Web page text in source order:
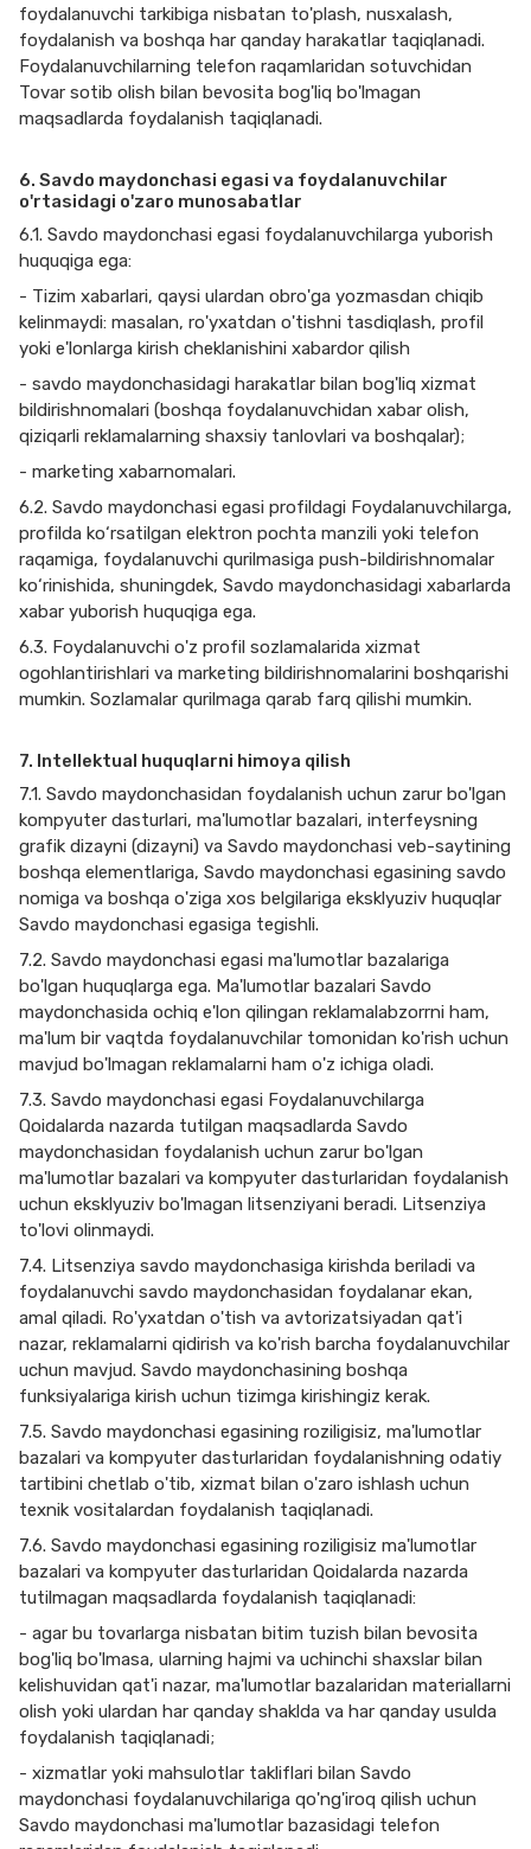
foydalanuvchi tarkibiga nisbatan to'plash, nusxalash,
foydalanish va boshqa har qanday harakatlar taqiqlanadi.
Foydalanuvchilarning telefon raqamlaridan sotuvchidan
Tovar sotib olish bilan bevosita bog'liq bo'lmagan
maqsadlarda foydalanish taqiqlanadi.
6. Savdo maydonchasi egasi va foydalanuvchilar
o'rtasidagi o'zaro munosabatlar
6.1. Savdo maydonchasi egasi foydalanuvchilarga yuborish
huquqiga ega:
- Tizim xabarlari, qaysi ulardan obro'ga yozmasdan chiqib
kelinmaydi: masalan, ro'yxatdan o'tishni tasdiqlash, profil
yoki e'lonlarga kirish cheklanishini xabardor qilish
- savdo maydonchasidagi harakatlar bilan bog'liq xizmat
bildirishnomalari (boshqa foydalanuvchidan xabar olish,
qiziqarli reklamalarning shaxsiy tanlovlari va boshqalar);
- marketing xabarnomalari.
6.2. Savdo maydonchasi egasi profildagi Foydalanuvchilarga,
profilda ko‘rsatilgan elektron pochta manzili yoki telefon
raqamiga, foydalanuvchi qurilmasiga push-bildirishnomalar
ko‘rinishida, shuningdek, Savdo maydonchasidagi xabarlarda
xabar yuborish huquqiga ega.
6.3. Foydalanuvchi o'z profil sozlamalarida xizmat
ogohlantirishlari va marketing bildirishnomalarini boshqarishi
mumkin. Sozlamalar qurilmaga qarab farq qilishi mumkin.
7. Intellektual huquqlarni himoya qilish
7.1. Savdo maydonchasidan foydalanish uchun zarur bo'lgan
kompyuter dasturlari, ma'lumotlar bazalari, interfeysning
grafik dizayni (dizayni) va Savdo maydonchasi veb-saytining
boshqa elementlariga, Savdo maydonchasi egasining savdo
nomiga va boshqa o'ziga xos belgilariga eksklyuziv huquqlar
Savdo maydonchasi egasiga tegishli.
7.2. Savdo maydonchasi egasi ma'lumotlar bazalariga
bo'lgan huquqlarga ega. Ma'lumotlar bazalari Savdo
maydonchasida ochiq e'lon qilingan reklamalabzorrni ham,
ma'lum bir vaqtda foydalanuvchilar tomonidan ko'rish uchun
mavjud bo'lmagan reklamalarni ham o'z ichiga oladi.
7.3. Savdo maydonchasi egasi Foydalanuvchilarga
Qoidalarda nazarda tutilgan maqsadlarda Savdo
maydonchasidan foydalanish uchun zarur bo'lgan
ma'lumotlar bazalari va kompyuter dasturlaridan foydalanish
uchun eksklyuziv bo'lmagan litsenziyani beradi. Litsenziya
to'lovi olinmaydi.
7.4. Litsenziya savdo maydonchasiga kirishda beriladi va
foydalanuvchi savdo maydonchasidan foydalanar ekan,
amal qiladi. Ro'yxatdan o'tish va avtorizatsiyadan qat'i
nazar, reklamalarni qidirish va ko'rish barcha foydalanuvchilar
uchun mavjud. Savdo maydonchasining boshqa
funksiyalariga kirish uchun tizimga kirishingiz kerak.
7.5. Savdo maydonchasi egasining roziligisiz, ma'lumotlar
bazalari va kompyuter dasturlaridan foydalanishning odatiy
tartibini chetlab o'tib, xizmat bilan o'zaro ishlash uchun
texnik vositalardan foydalanish taqiqlanadi.
7.6. Savdo maydonchasi egasining roziligisiz ma'lumotlar
bazalari va kompyuter dasturlaridan Qoidalarda nazarda
tutilmagan maqsadlarda foydalanish taqiqlanadi:
- agar bu tovarlarga nisbatan bitim tuzish bilan bevosita
bog'liq bo'lmasa, ularning hajmi va uchinchi shaxslar bilan
kelishuvidan qat'i nazar, ma'lumotlar bazalaridan materiallarni
olish yoki ulardan har qanday shaklda va har qanday usulda
foydalanish taqiqlanadi;
- xizmatlar yoki mahsulotlar takliflari bilan Savdo
maydonchasi foydalanuvchilariga qo'ng'iroq qilish uchun
Savdo maydonchasi ma'lumotlar bazasidagi telefon